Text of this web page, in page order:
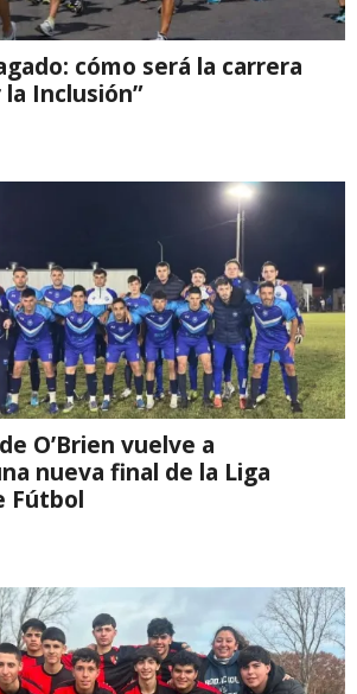
cómo será la carrera
Inclusión”
O’Brien vuelve a
nueva final de la Liga
Fútbol